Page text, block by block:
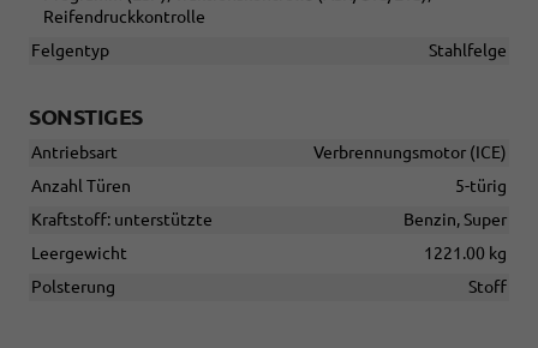
Reifendruckkontrolle
Felgentyp
Stahlfelge
SONSTIGES
Antriebsart
Verbrennungsmotor (ICE)
Anzahl Türen
5-türig
Kraftstoff: unterstützte
Benzin, Super
Leergewicht
1221.00 kg
Polsterung
Stoff